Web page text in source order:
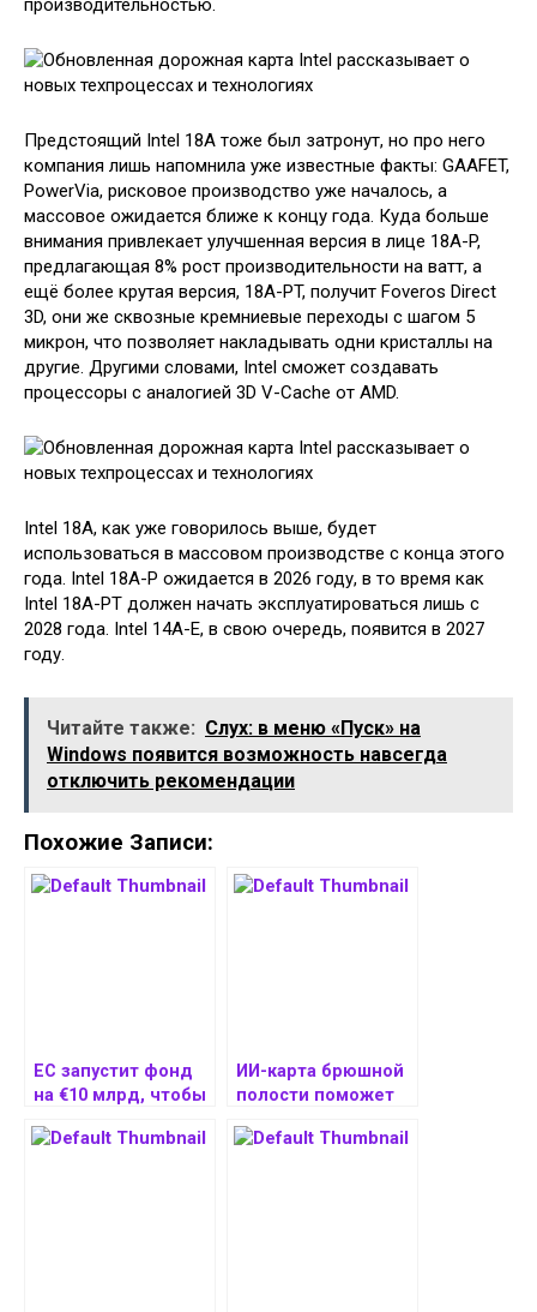
производительностью.
Предстоящий Intel 18A тоже был затронут, но про него
компания лишь напомнила уже известные факты: GAAFET,
PowerVia, рисковое производство уже началось, а
массовое ожидается ближе к концу года. Куда больше
внимания привлекает улучшенная версия в лице 18A-P,
предлагающая 8% рост производительности на ватт, а
ещё более крутая версия, 18A-PT, получит Foveros Direct
3D, они же сквозные кремниевые переходы с шагом 5
микрон, что позволяет накладывать одни кристаллы на
другие. Другими словами, Intel сможет создавать
процессоры с аналогией 3D V-Cache от AMD.
Intel 18A, как уже говорилось выше, будет
использоваться в массовом производстве с конца этого
года. Intel 18A-P ожидается в 2026 году, в то время как
Intel 18A-PT должен начать эксплуатироваться лишь с
2028 года. Intel 14A-E, в свою очередь, появится в 2027
году.
Читайте также: Слух: в меню «Пуск» на
Windows появится возможность навсегда
отключить рекомендации
Похожие Записи:
ЕС запустит фонд
на €10 млрд, чтобы
и Китай
ИИ-карта брюшной
полости поможет
ранних стадиях